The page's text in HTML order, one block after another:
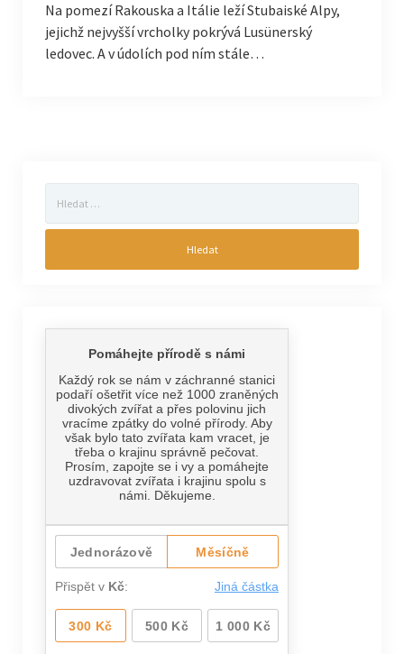
Na pomezí Rakouska a Itálie leží Stubaiské Alpy,
jejichž nejvyšší vrcholky pokrývá Lusünerský
ledovec. A v údolích pod ním stále…